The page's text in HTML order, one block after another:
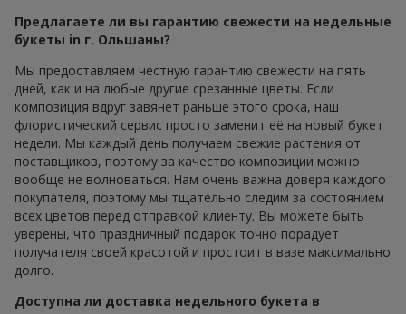
Предлагаете ли вы гарантию свежести на недельные
букеты in г. Ольшаны?
Мы предоставляем честную гарантию свежести на пять
дней, как и на любые другие срезанные цветы. Если
композиция вдруг завянет раньше этого срока, наш
флористический сервис просто заменит её на новый букет
недели. Мы каждый день получаем свежие растения от
поставщиков, поэтому за качество композиции можно
вообще не волноваться. Нам очень важна доверя каждого
покупателя, поэтому мы тщательно следим за состоянием
всех цветов перед отправкой клиенту. Вы можете быть
уверены, что праздничный подарок точно порадует
получателя своей красотой и простоит в вазе максимально
долго.
Доступна ли доставка недельного букета в